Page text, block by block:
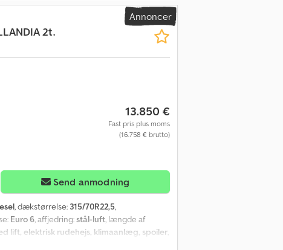
Annoncer
2t.
13.850 €
Fast pris plus moms
(16.758 € brutto)
Send anmodning
, dækstørrelse: 315/70R22,5,
Euro 6, affjedring:stål-luft, længde af
lift, elektrisk rudehejs, klimaanlæg, spoiler,
luftaffjedring Drivning: Hjultræk